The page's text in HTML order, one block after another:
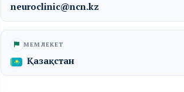
neuroclinic@ncn.kz
МЕМЛЕКЕТ
Қазақстан